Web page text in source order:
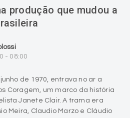
- 08:00
de 1970, entrava no ar a
Coragem, um marco da história
Meira, Claudio Marzo e Cláudio
irmãos do título.
em João (Tarcísio), Jerônimo